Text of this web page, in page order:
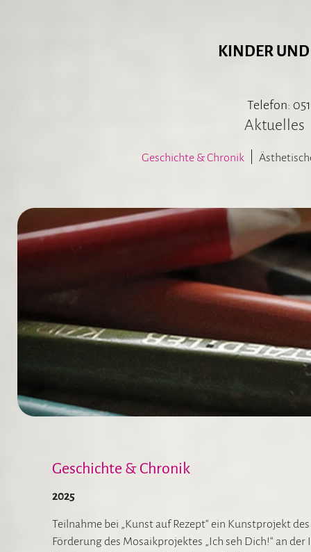
Aktuelles
Geschichte & Chronik
Geschichte & Chronik
2025
Teilnahme bei „Kunst auf Rezept“ ein Kunstprojekt
Förderung des Mosaikprojektes „Ich seh Dich!“ an
KINDER UND
Telefon: